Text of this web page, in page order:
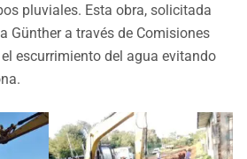
pluviales. Esta obra, solicitada
Günther a través de Comisiones
escurrimiento del agua evitando